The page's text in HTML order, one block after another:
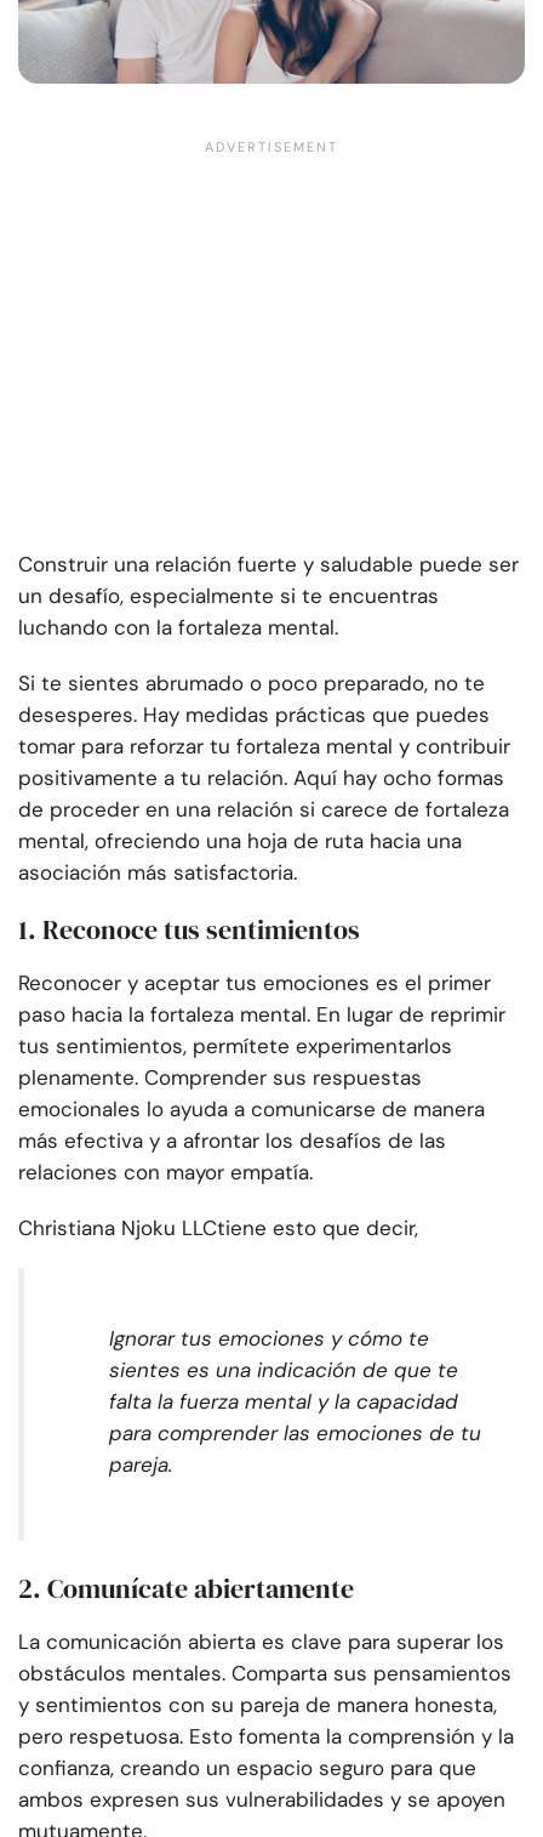
Construir una relación fuerte y saludable puede ser
un desafío, especialmente si te encuentras
luchando con la fortaleza mental.
Si te sientes abrumado o poco preparado, no te
desesperes. Hay medidas prácticas que puedes
tomar para reforzar tu fortaleza mental y contribuir
positivamente a tu relación. Aquí hay ocho formas
de proceder en una relación si carece de fortaleza
mental, ofreciendo una hoja de ruta hacia una
asociación más satisfactoria.
1. Reconoce tus sentimientos
Reconocer y aceptar tus emociones es el primer
paso hacia la fortaleza mental. En lugar de reprimir
tus sentimientos, permítete experimentarlos
plenamente. Comprender sus respuestas
emocionales lo ayuda a comunicarse de manera
más efectiva y a afrontar los desafíos de las
relaciones con mayor empatía.
Christiana Njoku LLCtiene esto que decir,
Ignorar tus emociones y cómo te
sientes es una indicación de que te
falta la fuerza mental y la capacidad
para comprender las emociones de tu
pareja.
2. Comunícate abiertamente
La comunicación abierta es clave para superar los
obstáculos mentales. Comparta sus pensamientos
y sentimientos con su pareja de manera honesta,
pero respetuosa. Esto fomenta la comprensión y la
confianza, creando un espacio seguro para que
ambos expresen sus vulnerabilidades y se apoyen
mutuamente.